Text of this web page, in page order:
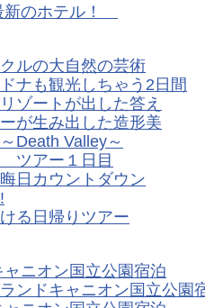
新のホテル！
ルの大自然の芸術
ナも観光しちゃう2日間
ゾートが出した答え
が生み出した造形美
Death Valley～
ツアー１日目
日カウントダウン
る日帰りツアー
ニオン国立公園宿泊
ンドキャニオン国立公園